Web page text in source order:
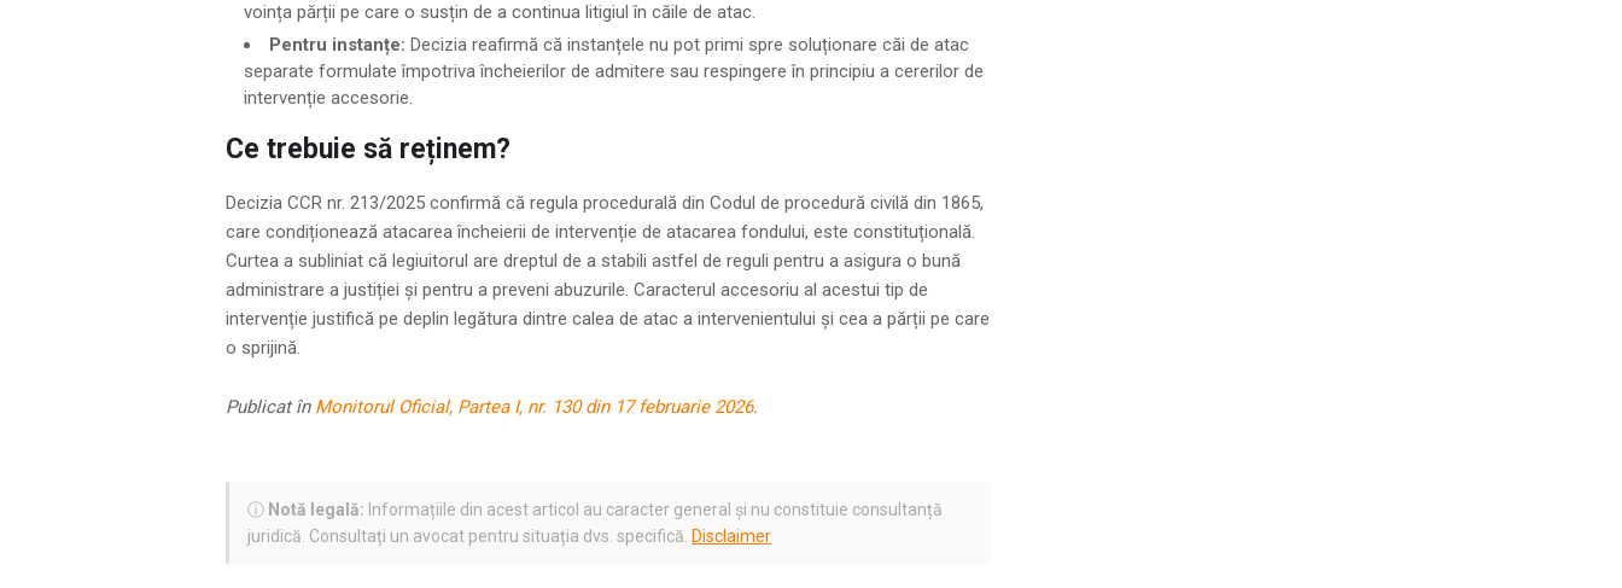
voința părții pe care o susțin de a continua litigiul în căile de atac.
Pentru instanțe: Decizia reafirmă că instanțele nu pot primi spre soluționare căi de atac
separate formulate împotriva încheierilor de admitere sau respingere în principiu a cererilor de
intervenție accesorie.
Ce trebuie să reținem?
Decizia CCR nr. 213/2025 confirmă că regula procedurală din Codul de procedură civilă din 1865,
care condiționează atacarea încheierii de intervenție de atacarea fondului, este constituțională.
Curtea a subliniat că legiuitorul are dreptul de a stabili astfel de reguli pentru a asigura o bună
administrare a justiției și pentru a preveni abuzurile. Caracterul accesoriu al acestui tip de
intervenție justifică pe deplin legătura dintre calea de atac a intervenientului și cea a părții pe care
o sprijină.
Publicat în Monitorul Oficial, Partea I, nr. 130 din 17 februarie 2026.
ⓘ Notă legală: Informațiile din acest articol au caracter general și nu constituie consultanță
juridică. Consultați un avocat pentru situația dvs. specifică. Disclaimer